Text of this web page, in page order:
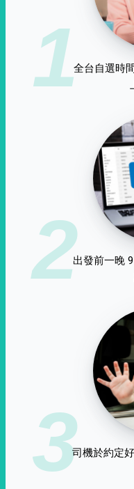
1全台自選時
2出發前一晚
3司機於約定